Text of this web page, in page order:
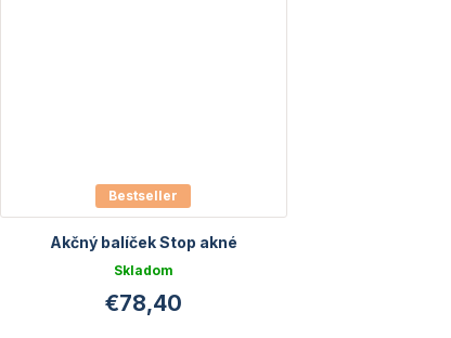
Bestseller
Akčný balíček Stop akné
Skladom
€78,40